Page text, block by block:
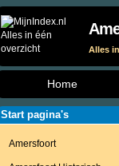
Alles
Home
Start pagina's
Amersfoort